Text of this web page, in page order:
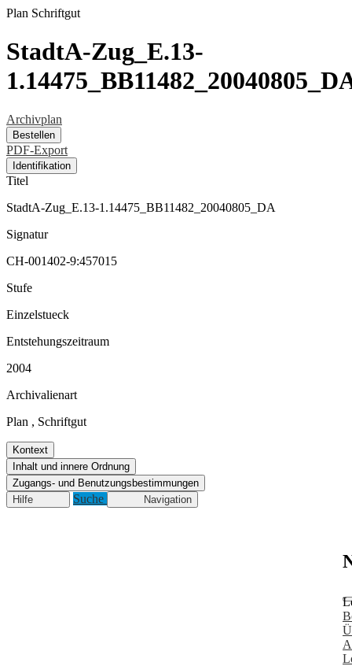
Plan Schriftgut
StadtA-Zug_E.13-
Archivplan
Bestellen
PDF-Export
Identifikation
Titel
StadtA-Zug_E.13-1.14475_BB11482_20040805_DA
Signatur
CH-001402-9:457015
Stufe
Einzelstueck
Entstehungszeitraum
2004
Archivalienart
Plan , Schriftgut
Kontext
Inhalt und innere Ordnung
Zugangs- und Benutzungsbestimmungen
Hilfe
Suche Navigation